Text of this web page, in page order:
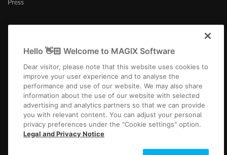
Press
Sverige
FöretagsfaktaAllmänna affärsvillkorTävlingsvillkorPrivacyCookie settings
EULABetalning / frakt
Hello 👋🏻 Welcome to MAGIX Software
Dear visitor, please note that this website uses cookies to
improve your user experience and to analyse the
performance and use of our website. We may also share
information about the use of our website with selected
advertising and analytics partners so that we can provide
you with relevant content. You can adjust your personal
privacy preferences under the "Cookie settings" option.
Legal and Privacy Notice